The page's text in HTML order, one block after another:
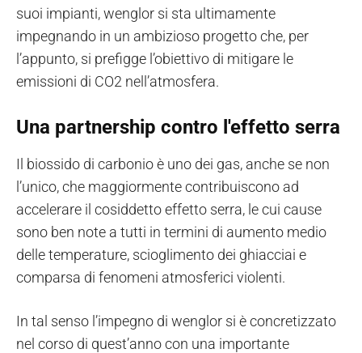
suoi impianti, wenglor si sta ultimamente
impegnando in un ambizioso progetto che, per
l’appunto, si prefigge l’obiettivo di mitigare le
emissioni di CO2 nell’atmosfera.
Una partnership contro l'effetto serra
Il biossido di carbonio è uno dei gas, anche se non
l’unico, che maggiormente contribuiscono ad
accelerare il cosiddetto effetto serra, le cui cause
sono ben note a tutti in termini di aumento medio
delle temperature, scioglimento dei ghiacciai e
comparsa di fenomeni atmosferici violenti.
In tal senso l’impegno di wenglor si è concretizzato
nel corso di quest’anno con una importante